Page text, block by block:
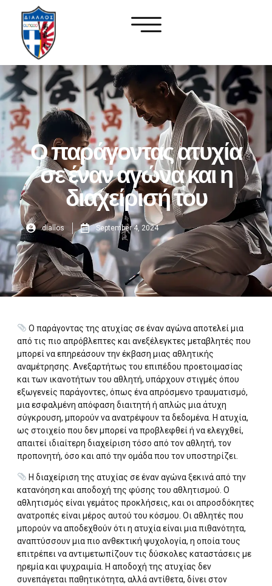
Ο παράγοντας ατυχία
σε έναν αγώνα και η
διαχείρισή του
diallos September 4, 2024
Ο παράγοντας της ατυχίας σε έναν αγώνα αποτελεί μια
από τις πιο απρόβλεπτες και ανεξέλεγκτες μεταβλητές που
μπορεί να επηρεάσουν την έκβαση μιας αθλητικής
αναμέτρησης. Ανεξαρτήτως του επιπέδου προετοιμασίας
και των ικανοτήτων του αθλητή, υπάρχουν στιγμές όπου
εξωγενείς παράγοντες, όπως ένα απρόσμενο τραυματισμό,
μια εσφαλμένη απόφαση διαιτητή ή απλώς μια άτυχη
σύγκρουση, μπορούν να ανατρέψουν τα δεδομένα. Η ατυχία,
ως στοιχείο που δεν μπορεί να προβλεφθεί ή να ελεγχθεί,
απαιτεί ιδιαίτερη διαχείριση τόσο από τον αθλητή, τον
προπονητή, όσο και από την ομάδα που τον υποστηρίζει.
Η διαχείριση της ατυχίας σε έναν αγώνα ξεκινά από την
κατανόηση και αποδοχή της φύσης του αθλητισμού. Ο
αθλητισμός είναι γεμάτος προκλήσεις, και οι απροσδόκητες
ανατροπές είναι μέρος αυτού του κόσμου. Οι αθλητές που
μπορούν να αποδεχθούν ότι η ατυχία είναι μια πιθανότητα,
αναπτύσσουν μια πιο ανθεκτική ψυχολογία, η οποία τους
επιτρέπει να αντιμετωπίζουν τις δύσκολες καταστάσεις με
ηρεμία και ψυχραιμία. Η αποδοχή της ατυχίας δεν
συνεπάγεται παθητικότητα, αλλά αντίθετα, δίνει στον